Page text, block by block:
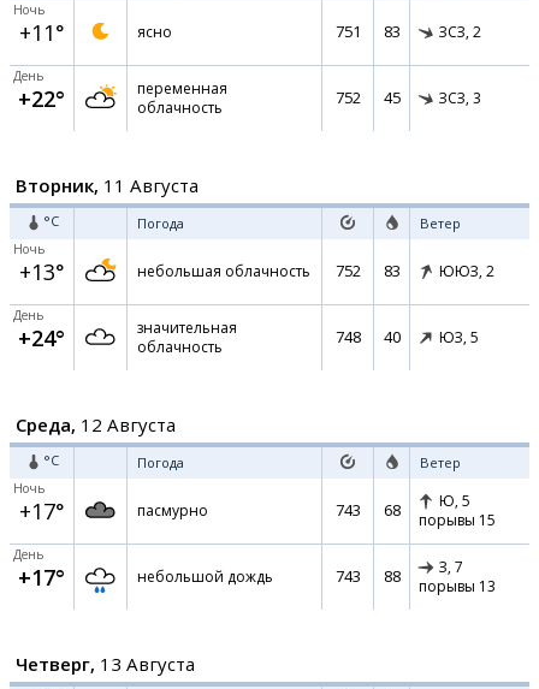
Ночь
+11° ясно 751 83 ЗСЗ, 2
День
+22°
переменная
облачность
752 45 ЗСЗ, 3
Вторник, 11 Августа
°C Погода Ветер
Ночь
+13° небольшая облачность 752 83 ЮЮЗ, 2
День
+24°
значительная
облачность
748 40 ЮЗ, 5
Среда, 12 Августа
°C Погода Ветер
Ночь
+17° пасмурно 743 68 Ю, 5
порывы 15
День
+17° небольшой дождь 743 88 З, 7
порывы 13
Четверг, 13 Августа